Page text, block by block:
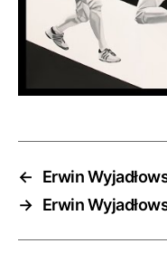
←
Erwin
→ Erwin